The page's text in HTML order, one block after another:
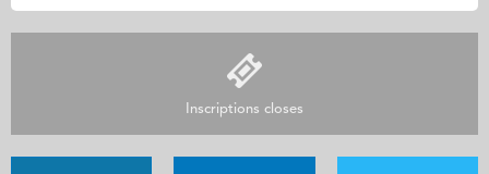
Inscriptions closes